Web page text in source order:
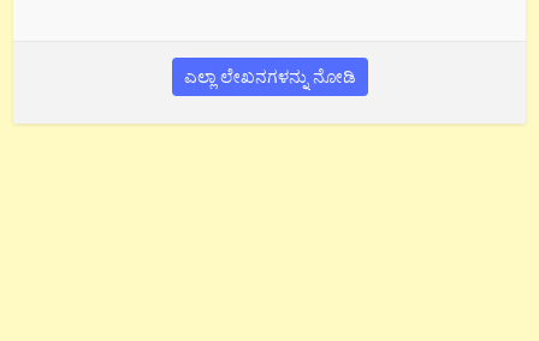
ಎಲ್ಲಾ ಲೇಖನಗಳನ್ನು ನೋಡಿ